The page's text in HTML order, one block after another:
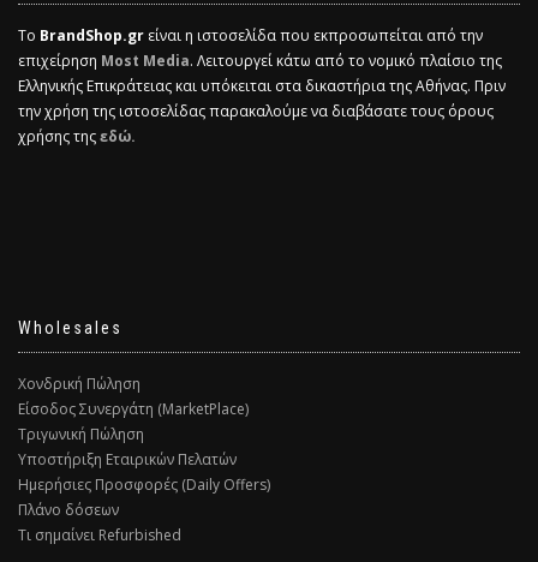
Το BrandShop.gr είναι η ιστοσελίδα που εκπροσωπείται από την
επιχείρηση Most Media. Λειτουργεί κάτω από το νομικό πλαίσιο της
Ελληνικής Επικράτειας και υπόκειται στα δικαστήρια της Αθήνας. Πριν
την χρήση της ιστοσελίδας παρακαλούμε να διαβάσατε τους όρους
χρήσης τηςεδώ.
Wholesales
Χονδρική Πώληση
Είσοδος Συνεργάτη (MarketPlace)
Τριγωνική Πώληση
Υποστήριξη Εταιρικών Πελατών
Ημερήσιες Προσφορές (Daily Offers)
Πλάνο δόσεων
Τι σημαίνει Refurbished